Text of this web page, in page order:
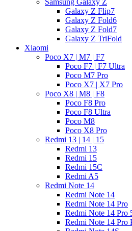
Galaxy Z Flip7
Galaxy Z Fold6
Galaxy Z Fold7
Galaxy Z TriFold
Xiaomi
Poco X7 | M7 | F7
Poco F7 | F7 Ultra
Poco M7 Pro
Poco X7 | X7 Pro
Poco X8 | M8 | F8
Poco F8 Pro
Poco F8 Ultra
Poco M8
Poco X8 Pro
Redmi 13 | 14 | 15
Redmi 13
Redmi 15
Redmi 15C
Redmi A5
Redmi Note 14
Redmi Note 14
Redmi Note 14 Pro
Redmi Note 14 Pro
Redmi Note 14 Pro